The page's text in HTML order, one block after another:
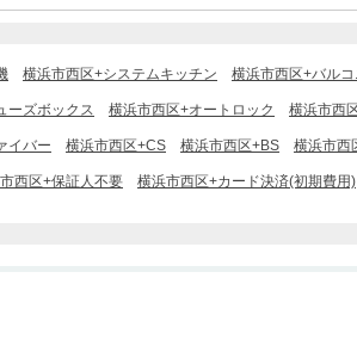
横浜市西区+システムキッチン 横浜市西区+バルコ
ーズボックス 横浜市西区+オートロック 横浜市西
イバー 横浜市西区+CS 横浜市西区+BS 横浜市西
西区+保証人不要 横浜市西区+カード決済(初期費用)